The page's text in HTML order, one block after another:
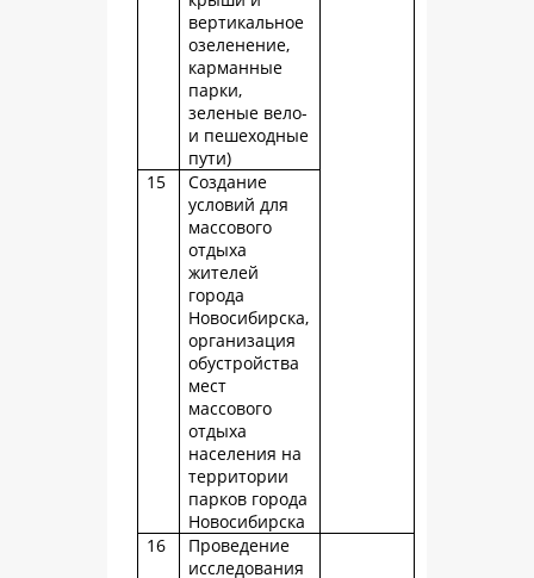
вертикальное
озеленение,
карманные
парки,
зеленые вело-
и пешеходные
пути)
15
Создание
условий для
массового
отдыха
жителей
города
Новосибирска,
организация
обустройства
мест
массового
отдыха
населения на
территории
парков города
Новосибирска
16
Проведение
исследования